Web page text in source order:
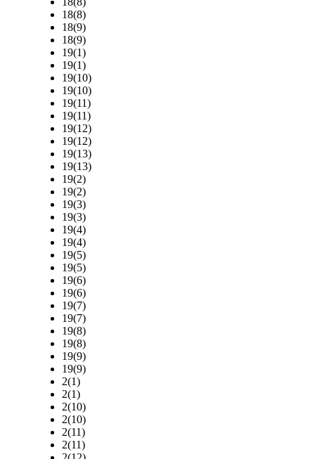
18(8)
18(9)
18(9)
19(1)
19(1)
19(10)
19(10)
19(11)
19(11)
19(12)
19(12)
19(13)
19(13)
19(2)
19(2)
19(3)
19(3)
19(4)
19(4)
19(5)
19(5)
19(6)
19(6)
19(7)
19(7)
19(8)
19(8)
19(9)
19(9)
2(1)
2(1)
2(10)
2(10)
2(11)
2(11)